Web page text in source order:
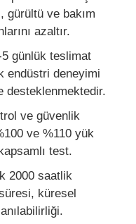
gürültü ve bakım
azaltır.
5 günlük teslimat
endüstri deneyimi
desteklenmektedir.
ve güvenlik
ve %110 yük
test.
2000 saatlik
küresel